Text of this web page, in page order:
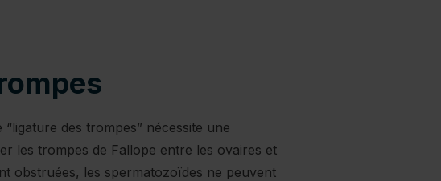
des trompes” nécessite une
les trompes de Fallope entre les ovaires et
obstruées, les spermatozoïdes ne peuvent